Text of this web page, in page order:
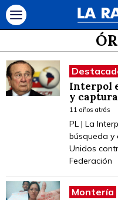
Interpol
y
11 años atrás
PL | La
búsqueda y
Unidos
Federación
Montería